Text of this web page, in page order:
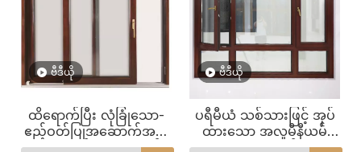
ဗီဒီယို
ထိရောက်ပြီး လုံခြုံသော-
ဧည့်ဝတ်ပြုအဆောက်အအုံ
များအတွက် အလူမီနီယမ်-
ဗီဒီယို
ပရီမီယံ သစ်သားဖြင့် အုပ်
ထားသော အလူမီနီယမ်
Windows Tilt နှင့် Turn